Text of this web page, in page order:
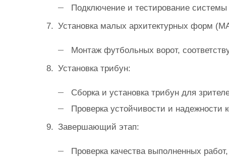
Подключение и тестирование
Установка малых архитектурных форм
Монтаж футбольных ворот,
Установка трибун:
Сборка и установка трибун для
Проверка устойчивости и надежности
Завершающий этап:
Проверка качества выполненных